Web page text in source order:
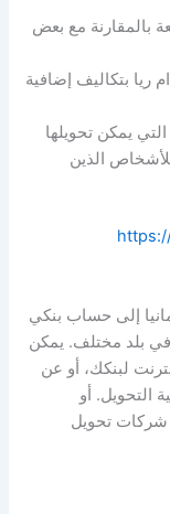
بالمقارنة مع بعض
ريا بتكاليف إضافية
يمكن تحويلها
الذين
إلى حساب بنكي
بلد مختلف. يمكن
لبنكك، أو عن
التحويل. أو
شركات تحويل